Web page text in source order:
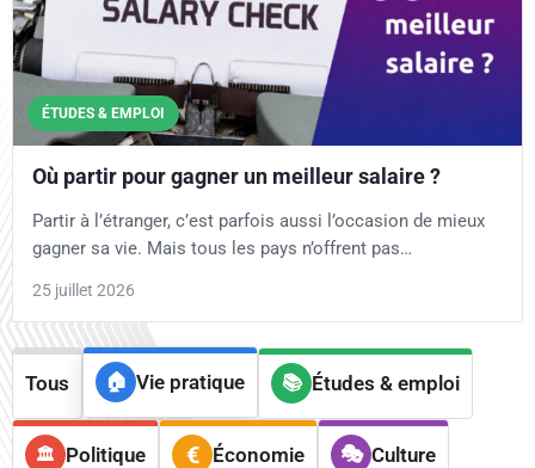
ÉTUDES & EMPLOI
Où partir pour gagner un meilleur salaire ?
Partir à l’étranger, c’est parfois aussi l’occasion de mieux
gagner sa vie. Mais tous les pays n’offrent pas…
25 juillet 2026
Tous Vie pratique Études & emploi
Politique Économie Culture